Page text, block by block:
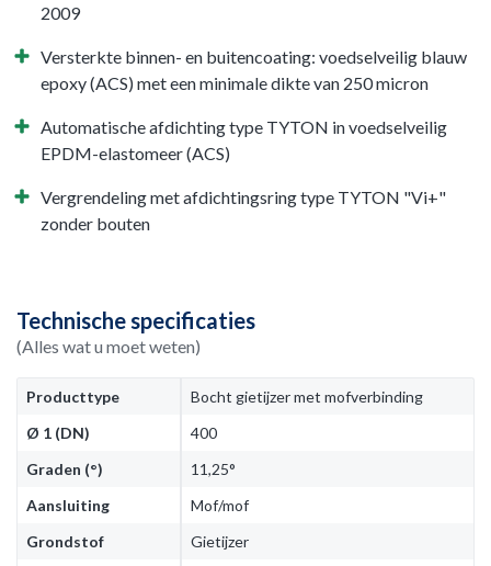
2009
Versterkte binnen- en buitencoating: voedselveilig blauw
epoxy (ACS) met een minimale dikte van 250 micron
Automatische afdichting type TYTON in voedselveilig
EPDM-elastomeer (ACS)
Vergrendeling met afdichtingsring type TYTON "Vi+"
zonder bouten
Technische specificaties
(Alles wat u moet weten)
Producttype
Bocht gietijzer met mofverbinding
Ø 1 (DN)
400
Graden (°)
11,25°
Aansluiting
Mof/mof
Grondstof
Gietijzer